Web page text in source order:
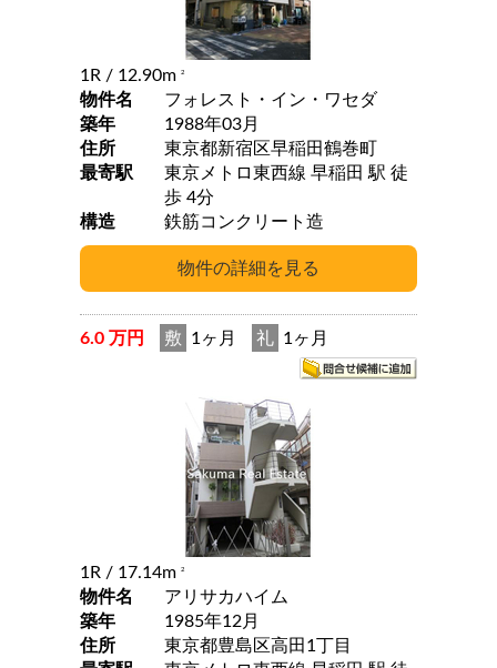
1R / 12.90m 2
物件名
フォレスト・イン・ワセダ
築年
1988年03月
住所
東京都新宿区早稲田鶴巻町
最寄駅
東京メトロ東西線 早稲田 駅 徒
歩 4分
構造
鉄筋コンクリート造
6.0 万円 敷 1ヶ月 礼 1ヶ月
1R / 17.14m 2
物件名
アリサカハイム
築年
1985年12月
住所
東京都豊島区高田1丁目